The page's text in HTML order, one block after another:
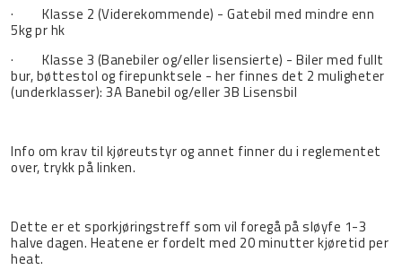
· Klasse 2 (Viderekommende) - Gatebil med mindre enn
5kg pr hk
· Klasse 3 (Banebiler og/eller lisensierte) - Biler med fullt
bur, bøttestol og firepunktsele - her finnes det 2 muligheter
(underklasser): 3A Banebil og/eller 3B Lisensbil
Info om krav til kjøreutstyr og annet finner du i reglementet
over, trykk på linken.
Dette er et sporkjøringstreff som vil foregå på sløyfe 1-3
halve dagen. Heatene er fordelt med 20 minutter kjøretid per
heat.